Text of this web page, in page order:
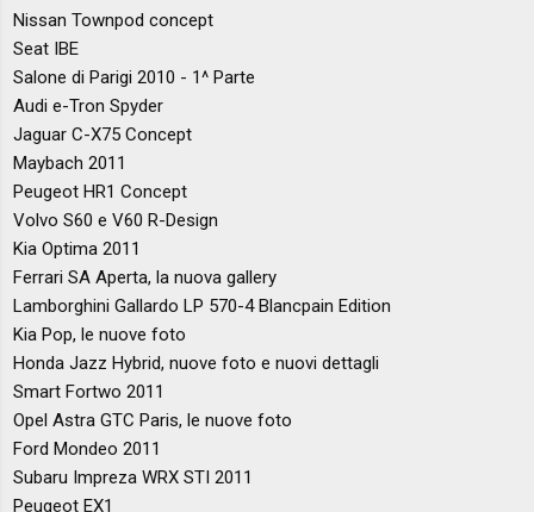
Nissan Townpod concept
Seat IBE
Salone di Parigi 2010 - 1^ Parte
Audi e-Tron Spyder
Jaguar C-X75 Concept
Maybach 2011
Peugeot HR1 Concept
Volvo S60 e V60 R-Design
Kia Optima 2011
Ferrari SA Aperta, la nuova gallery
Lamborghini Gallardo LP 570-4 Blancpain Edition
Kia Pop, le nuove foto
Honda Jazz Hybrid, nuove foto e nuovi dettagli
Smart Fortwo 2011
Opel Astra GTC Paris, le nuove foto
Ford Mondeo 2011
Subaru Impreza WRX STI 2011
Peugeot EX1